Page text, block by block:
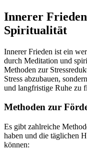
Innerer
Spiritualität
Innerer Frieden ist ein
durch Meditation und
Methoden zur
Stress abzubauen,
und langfristige Ruhe zu
Methoden zur
Es gibt zahlreiche
haben und die täglichen
können: